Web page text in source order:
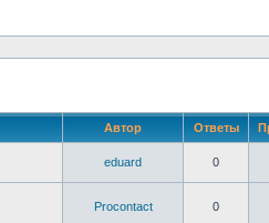
Автор Ответы
eduard 0
Procontact 0